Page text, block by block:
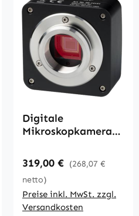
Digitale
Mikroskopkamera
Regulärer Preis:
319,00 € (268,07 €
netto)
Preise inkl. MwSt. zzgl.
Versandkosten